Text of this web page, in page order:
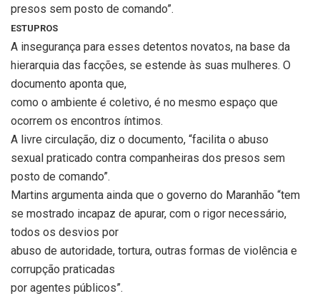
presos sem posto de comando”.
ESTUPROS
A insegurança para esses detentos novatos, na base da
hierarquia das facções, se estende às suas mulheres. O
documento aponta que,
como o ambiente é coletivo, é no mesmo espaço que
ocorrem os encontros íntimos.
A livre circulação, diz o documento, “facilita o abuso
sexual praticado contra companheiras dos presos sem
posto de comando”.
Martins argumenta ainda que o governo do Maranhão “tem
se mostrado incapaz de apurar, com o rigor necessário,
todos os desvios por
abuso de autoridade, tortura, outras formas de violência e
corrupção praticadas
por agentes públicos”.